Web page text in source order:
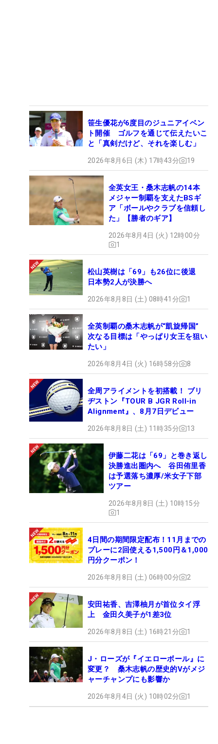
笹生優花が6度目のジュニアイベン
ト開催 ゴルフを通じて伝えたいこ
と「真剣だけど、それを楽しむ」
2026年8月6日 (木) 17時43分 19
全英女王・桑木志帆の14本
メジャー制覇を支えたBSギ
ア「ボールやクラブを信頼し
た」【勝者のギア】
2026年8月4日 (火) 12時00分
1
松山英樹は「69」も26位に後退
日本勢2人が決勝へ
2026年8月8日 (土) 08時41分 1
全英制覇の桑木志帆が“凱旋帰国”
次なる目標は「やっぱり女王を狙い
たい」
2026年8月4日 (火) 16時58分 8
全周アライメントを初搭載！ ブリ
ヂストン『TOUR B JGR Roll-in
Alignment』、8月7日デビュー
2026年8月8日 (土) 11時35分 13
伊藤二花は「69」と巻き返し
決勝進出圏内へ 谷田侑里香
は予選落ち濃厚/米女子下部
ツアー
2026年8月8日 (土) 10時15分
1
4日間の期間限定配布！11月までの
プレーに2回使える1,500円＆1,000
円分クーポン！
2026年8月8日 (土) 06時00分 2
安田祐香、吉澤柚月が首位タイ浮
上 金田久美子が1差3位
2026年8月8日 (土) 16時21分 1
J・ローズが『イエローボール』に
変更？ 桑木志帆の歴史的Vがメジ
ャーチャンプにも影響か
2026年8月4日 (火) 10時02分 1